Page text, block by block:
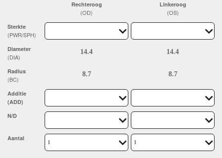
Sterkte
(PWR/SPH)
Diameter
(DIA)
Radius
(BC)
Additie
(ADD)
N/D
Aantal
Rechteroog
(OD)
Linkeroog
(OS)